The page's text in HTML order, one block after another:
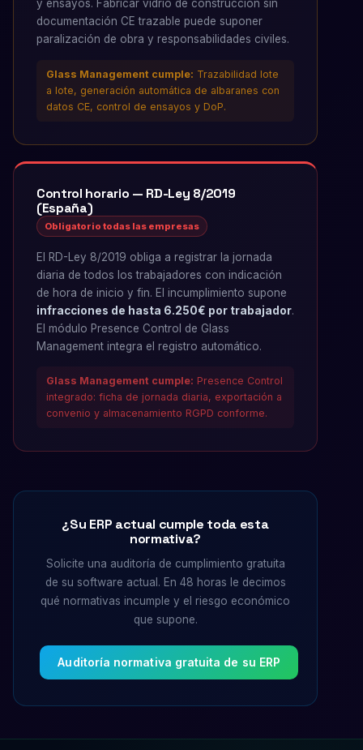
y ensayos. Fabricar vidrio de construcción sin
documentación CE trazable puede suponer
paralización de obra y responsabilidades civiles.
Glass Management cumple: Trazabilidad lote
a lote, generación automática de albaranes con
datos CE, control de ensayos y DoP.
Control horario — RD-Ley 8/2019
(España)
Obligatorio todas las empresas
El RD-Ley 8/2019 obliga a registrar la jornada
diaria de todos los trabajadores con indicación
de hora de inicio y fin. El incumplimiento supone
infracciones de hasta 6.250€ por trabajador.
El módulo Presence Control de Glass
Management integra el registro automático.
Glass Management cumple: Presence Control
integrado: ficha de jornada diaria, exportación a
convenio y almacenamiento RGPD conforme.
¿Su ERP actual cumple toda esta
normativa?
Solicite una auditoría de cumplimiento gratuita
de su software actual. En 48 horas le decimos
qué normativas incumple y el riesgo económico
que supone.
Auditoría normativa gratuita de su ERP